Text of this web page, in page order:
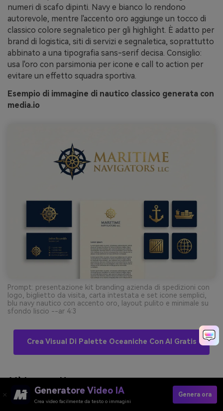
numeri di scafo dipinti. Navy e bianco lo rendono
autorevole, mentre l'accento oro aggiunge un tocco di
classico colore segnaletico per gli highlight. È adatto per
brand di logistica, siti di servizi e segnaletica, soprattutto
abbinato a una tipografia sans-serif decisa. Consiglio:
usa l'oro con parsimonia per icone e call to action per
evitare un effetto squadra sportiva.
Esempio di immagine di nautico classico generata con
media.io
Prompt: presentazione kit branding azienda di spedizioni con
logo, biglietto da visita, carta intestata e set icone semplici,
blu navy nautico con accento oro, layout pulito e minimale su
sfondo liscio --ar 4:3
Crea Visual Di Palette Oceaniche Con AI Gratis
11) Lagoon Neon
Generatore Video IA
Crea video facilmente da testo o immagini
Genera ora